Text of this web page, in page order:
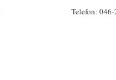
Telefon: